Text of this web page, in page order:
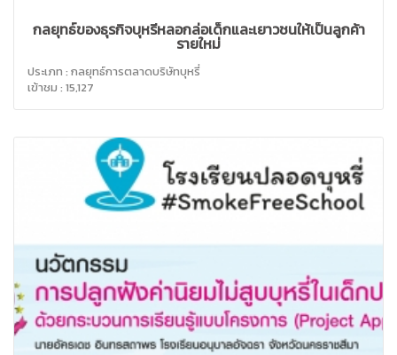
กลยุทธ์ของธุรกิจบุหรี่หลอกล่อเด็กและเยาวชนให้เป็นลูกค้า
รายใหม่
ประเภท : กลยุทธ์การตลาดบริษัทบุหรี่
เข้าชม : 15,127